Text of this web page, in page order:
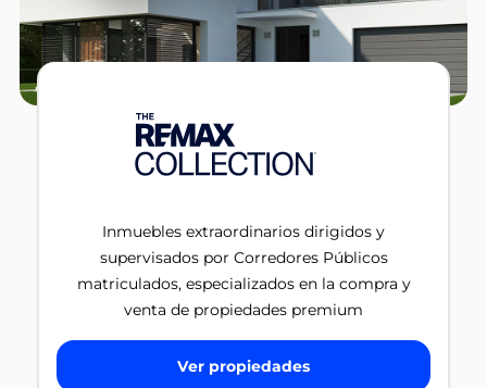
Inmuebles extraordinarios dirigidos y
supervisados por Corredores Públicos
matriculados, especializados en la compra y
venta de propiedades premium
Ver propiedades